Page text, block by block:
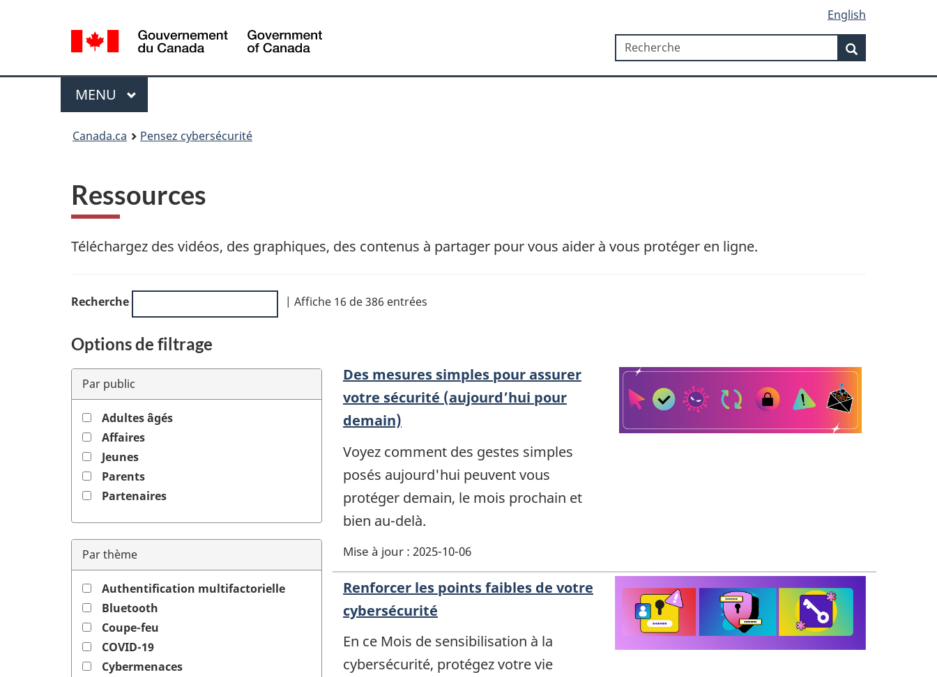
sujet
HTML
de
la
langue
English
Recherche
Recherche
Menu
MAIN
MENU
Canada.ca Pensez cybersécurité
Ressources
Téléchargez des vidéos, des graphiques, des contenus à partager pour vous aider à vous protéger en ligne.
Recherche | Affiche 16 de 386 entrées
Options de filtrage
Par public
Adultes âgés
Affaires
Jeunes
Parents
Partenaires
Par thème
Authentification multifactorielle
Bluetooth
Coupe-feu
COVID-19
Cybermenaces
Des mesures simples pour assurer
votre sécurité (aujourd’hui pour
demain)
Voyez comment des gestes simples
posés aujourd'hui peuvent vous
protéger demain, le mois prochain et
bien au-delà.
Mise à jour : 2025-10-06
Renforcer les points faibles de votre
cybersécurité
En ce Mois de sensibilisation à la
cybersécurité, protégez votre vie